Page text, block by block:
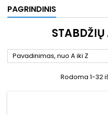
PAGRINDINIS
Pavadinimas, nuo A iki Z
Rodoma 1-32